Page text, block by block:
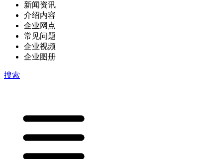
新闻资讯
介绍内容
企业网点
常见问题
企业视频
企业图册
搜索